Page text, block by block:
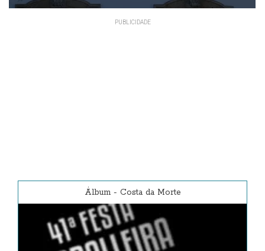
Álbum - Costa da Morte